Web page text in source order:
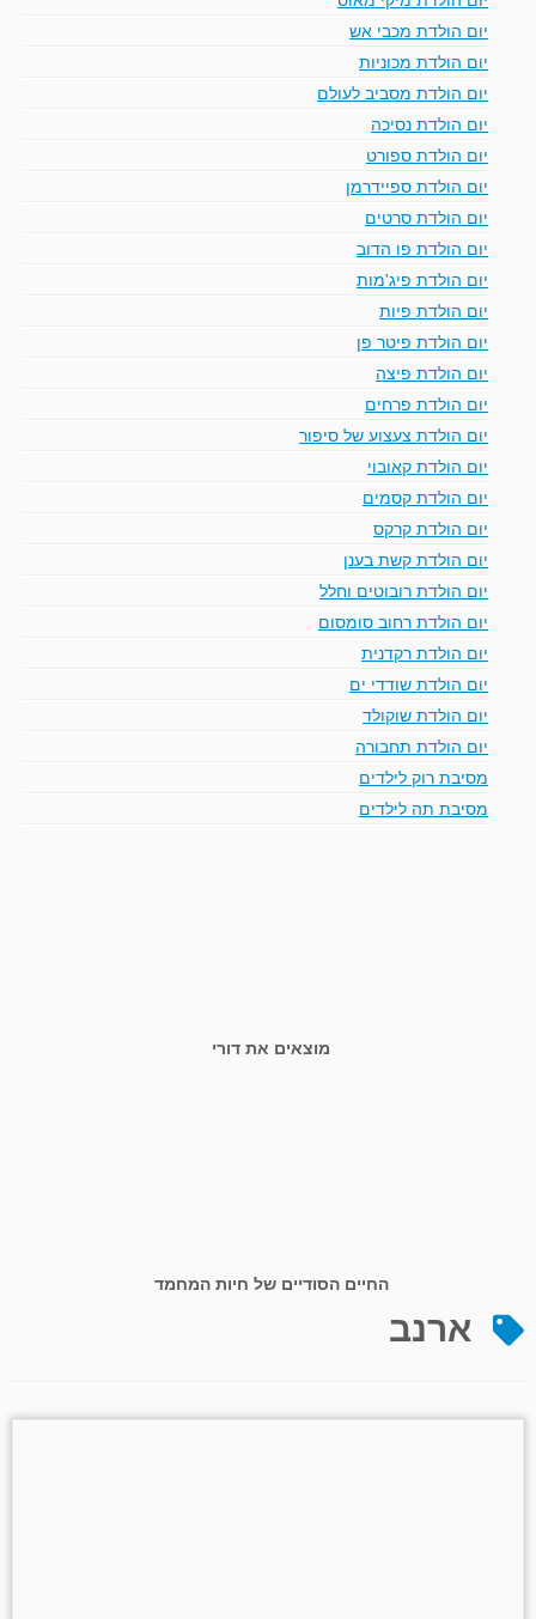
יום הולדת מכבי אש
יום הולדת מכוניות
יום הולדת מסביב לעולם
יום הולדת נסיכה
יום הולדת ספורט
יום הולדת ספיידרמן
יום הולדת סרטים
יום הולדת פו הדוב
יום הולדת פיג'מות
יום הולדת פיות
יום הולדת פיטר פן
יום הולדת פיצה
יום הולדת פרחים
יום הולדת צעצוע של סיפור
יום הולדת קאובוי
יום הולדת קסמים
יום הולדת קרקס
יום הולדת קשת בענן
יום הולדת רובוטים וחלל
יום הולדת רחוב סומסום
יום הולדת רקדנית
יום הולדת שודדי ים
יום הולדת שוקולד
יום הולדת תחבורה
מסיבת רוק לילדים
מסיבת תה לילדים
מוצאים את דורי
החיים הסודיים של חיות המחמד
ארנב